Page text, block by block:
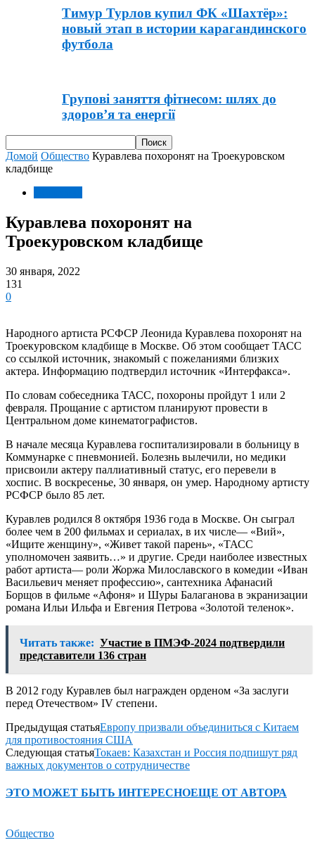
Тимур Турлов купил ФК «Шахтёр»:
новый этап в истории карагандинского
футбола
Групові заняття фітнесом: шлях до
здоров’я та енергії
Домой Общество Куравлева похоронят на Троекуровском
кладбище
Куравлева похоронят на
Троекуровском кладбище
30 января, 2022
131
0
Народного артиста РСФСР Леонида Куравлева похоронят на
Троекуровском кладбище в Москве. Об этом сообщает ТАСС
со ссылкой источник, знакомый с пожеланиями близких
актера. Информацию подтвердил источник «Интерфакса».
По словам собеседника ТАСС, похороны пройдут 1 или 2
февраля. Прощание с артистом планируют провести в
Центральном доме кинематографистов.
В начале месяца Куравлева госпитализировали в больницу в
Коммунарке с пневмонией. Болезнь вылечили, но медики
присвоили актеру паллиативный статус, его перевели в
хоспис. В воскресенье, 30 января, он умер. Народному артисту
РСФСР было 85 лет.
Куравлев родился 8 октября 1936 года в Москве. Он сыграл
более чем в 200 фильмах и сериалах, в их числе— «Вий»,
«Ищите женщину», «Живет такой парень», «ТАСС
уполномочен заявить…» и другие. Среди наиболее известных
работ артиста— роли Жоржа Милославского в комедии «Иван
Васильевич меняет профессию», сантехника Афанасий
Борщов в фильме «Афоня» и Шуры Балаганова в экранизации
романа Ильи Ильфа и Евгения Петрова «Золотой теленок».
Читать также: Участие в ПМЭФ-2024 подтвердили
представители 136 стран
В 2012 году Куравлев был награжден орденом «За заслуги
перед Отечеством» IV степени.
Предыдущая статьяЕвропу призвали объединиться с Китаем
для противостояния США
Следующая статьяТокаев: Казахстан и Россия подпишут ряд
важных документов о сотрудничестве
ЭТО МОЖЕТ БЫТЬ ИНТЕРЕСНОЕЩЕ ОТ АВТОРА
Общество